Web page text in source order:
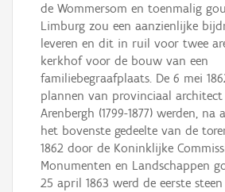
de Wommersom en toenmalig
Limburg zou een aanzienlijke
leveren en dit in ruil voor twee
kerkhof voor de bouw van een
familiebegraafplaats. De 6 mei
plannen van provinciaal architect
Arenbergh (1799-1877) werden, na
het bovenste gedeelte van de
1862 door de Koninklijke
Monumenten en Landschappen
25 april 1863 werd de eerste